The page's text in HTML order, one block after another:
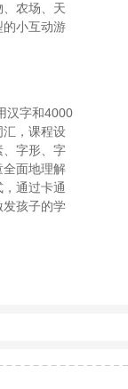
农场、天
的小互动游
汉字和4000
汇，课程设
、字形、字
全面地理解
通过卡通
发孩子的学